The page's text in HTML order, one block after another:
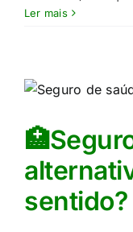
Ler mais
sentido?